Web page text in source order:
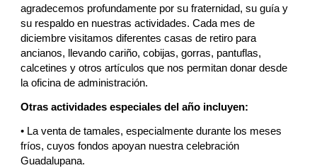
agradecemos profundamente por su fraternidad, su guía y
su respaldo en nuestras actividades. Cada mes de
diciembre visitamos diferentes casas de retiro para
ancianos, llevando cariño, cobijas, gorras, pantuflas,
calcetines y otros artículos que nos permitan donar desde
la oficina de administración.
Otras actividades especiales del año incluyen:
• La venta de tamales, especialmente durante los meses
fríos, cuyos fondos apoyan nuestra celebración
Guadalupana.